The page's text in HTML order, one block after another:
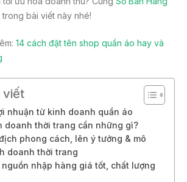
bài viết này nhé!
14 cách đặt tên shop quần áo hay và
viết
nhuận từ kinh doanh quần áo
doanh thời trang cần những gì?
địch phong cách, lên ý tưởng & mô
doanh thời trang
nguồn nhập hàng giá tốt, chất lượng